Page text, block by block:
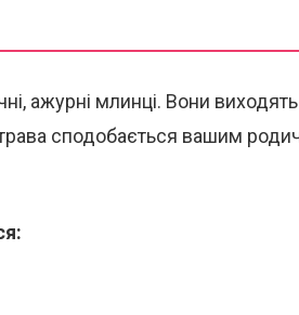
ажурні млинці. Вони
сподобається вашим